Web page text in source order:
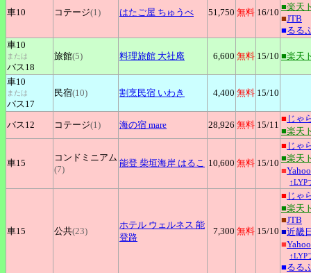
車10 コテージ(1) はたご屋 ちゅうべ 51,750 無料 16/10
■楽天
■JTB
■るる
車10
または
バス18
旅館(5) 料理旅館 大社庵 6,600 無料 15/10 ■楽天
車10
または
バス17
民宿(10) 割烹民宿 いわき 4,400 無料 15/10
バス12 コテージ(1) 海の宿 mare 28,926 無料 15/11
■ じゃ
■楽天
車15
コンドミニアム
(7)
能登 柴垣海岸 はるこ 10,600 無料 15/10
■ じゃ
■楽天
■
↑LYP
車15 公共(23)
ホテル ウェルネス 能
登路
7,300 無料 15/10
■ じゃ
■楽天
■JTB
■近畿
■
↑LYP
■るる